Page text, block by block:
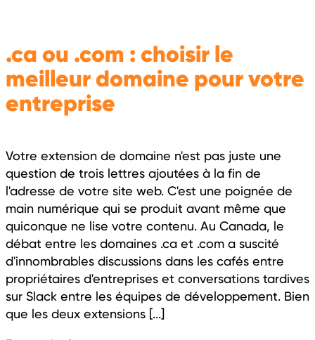
.ca ou .com : choisir le
meilleur domaine pour votre
entreprise
Votre extension de domaine n'est pas juste une
question de trois lettres ajoutées à la fin de
l'adresse de votre site web. C'est une poignée de
main numérique qui se produit avant même que
quiconque ne lise votre contenu. Au Canada, le
débat entre les domaines .ca et .com a suscité
d'innombrables discussions dans les cafés entre
propriétaires d'entreprises et conversations tardives
sur Slack entre les équipes de développement. Bien
que les deux extensions [...]